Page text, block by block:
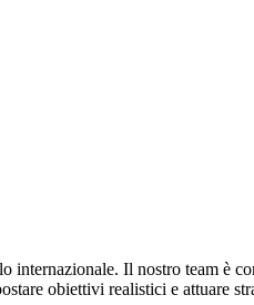
internazionale. Il nostro team è
obiettivi realistici e attuare